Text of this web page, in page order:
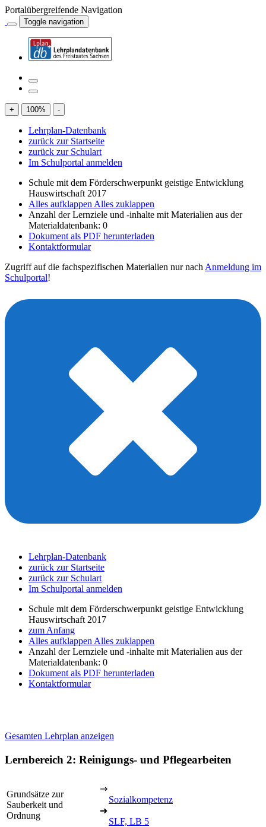
Portalübergreifende Navigation
Toggle navigation
+ 100% -
Lehrplan-Datenbank
zurück zur Startseite
zurück zur Schulart
Im Schulportal anmelden
Schule mit dem Förderschwerpunkt geistige Entwicklung
Hauswirtschaft 2017
Alles aufklappen Alles zuklappen
Anzahl der Lernziele und -inhalte mit Materialien aus der
Materialdatenbank: 0
Dokument als PDF herunterladen
Kontaktformular
Zugriff auf die fachspezifischen Materialien nur nach Anmeldung im
Schulportal!
Lehrplan-Datenbank
zurück zur Startseite
zurück zur Schulart
Im Schulportal anmelden
Schule mit dem Förderschwerpunkt geistige Entwicklung
Hauswirtschaft 2017
zum Anfang
Alles aufklappen Alles zuklappen
Anzahl der Lernziele und -inhalte mit Materialien aus der
Materialdatenbank: 0
Dokument als PDF herunterladen
Kontaktformular
Gesamten Lehrplan anzeigen
Lernbereich 2: Reinigungs- und Pflegearbeiten
Grundsätze zur
Sauberkeit und
Ordnung
⇒
Sozialkompetenz
➔
SLF, LB 5